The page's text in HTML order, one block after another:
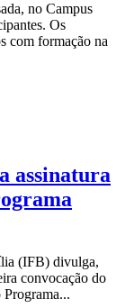
no Campus
Os
com formação na
assinatura
(IFB) divulga,
convocação do